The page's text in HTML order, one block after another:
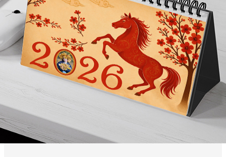
Выберите из списка: